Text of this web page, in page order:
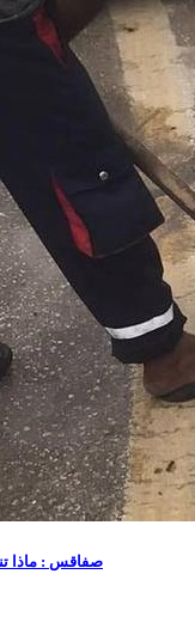
صفاقس : ماذا